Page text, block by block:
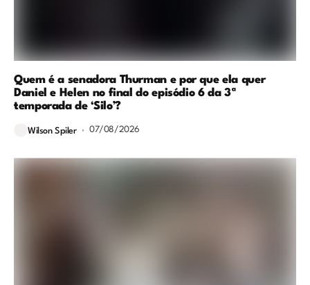
Quem é a senadora Thurman e por que ela quer
Daniel e Helen no final do episódio 6 da 3ª
temporada de ‘Silo’?
Wilson Spiler 07/08/2026